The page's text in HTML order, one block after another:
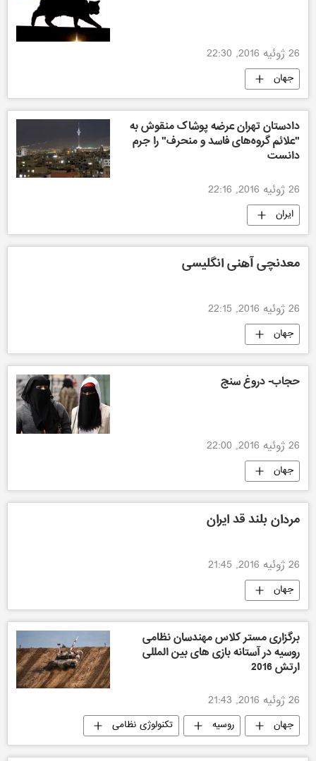
26 ژوئیه 2016, 22:30
جهان
دادستان تهران عرضه پوشاک منقوش به
"علائم گروه‌های فاسد و منحرف" را جرم
دانست
26 ژوئیه 2016, 22:16
ایران
معدنچی آهنی انگلیسی
26 ژوئیه 2016, 22:15
جهان
حجاب- دروغ سنج
26 ژوئیه 2016, 22:00
جهان
مردان بلند قد ایران
26 ژوئیه 2016, 21:45
جهان
برگزاری مستر کلاس مهندسان نظامی
روسیه در آستانه بازی های بین المللی
ارتش 2016
26 ژوئیه 2016, 21:43
جهان روسیه تکنولوژی نظامی